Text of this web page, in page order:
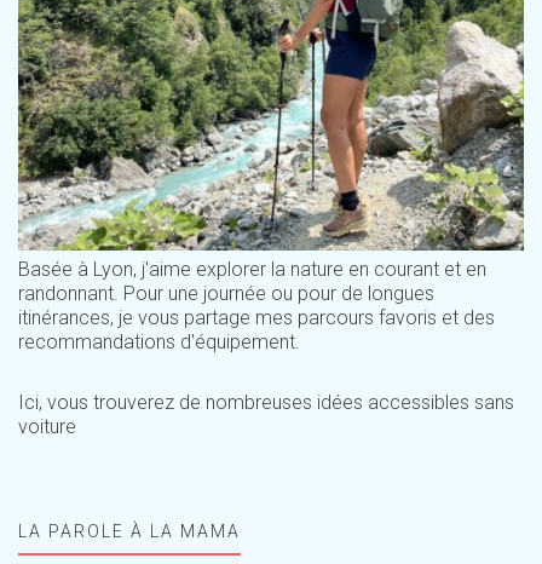
Basée à Lyon, j'aime explorer la nature en courant et en
randonnant. Pour une journée ou pour de longues
itinérances, je vous partage mes parcours favoris et des
recommandations d'équipement.
Ici, vous trouverez de nombreuses idées accessibles sans
voiture
LA PAROLE À LA MAMA